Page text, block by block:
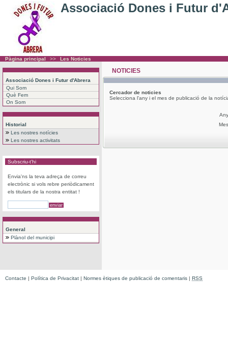
Associació Dones i Futur
Pàgina principal >> Les Noticies
Associació Dones i Futur d'Abrera
Qui Som
Què Fem
On Som
Historial
Les nostres notícies
Les nostres activitats
Subscriu-t'hi
Envia'ns la teva adreça de correu
electrònic si vols rebre periòdicament
els titulars de la nostra entitat !
General
Plànol del municipi
NOTICIES
Cercador de noticies
Selecciona l'any i el mes de publicació de la
Any
Mes
Contacte | Política de Privacitat | Normes ètiques de publicació de comentaris | RSS